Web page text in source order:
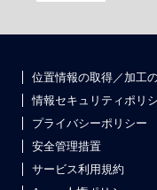
位置情報の取得／加工
情報セキュリティポリ
プライバシーポリシー
安全管理措置
サービス利用規約